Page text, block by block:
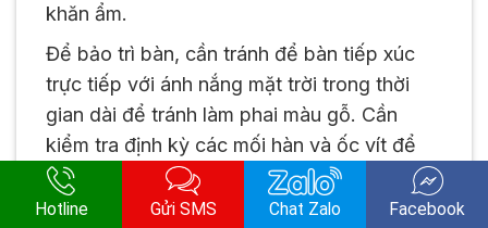
khăn ẩm.
Để bảo trì bàn, cần tránh để bàn tiếp xúc
trực tiếp với ánh nắng mặt trời trong thời
gian dài để tránh làm phai màu gỗ. Cần
kiểm tra định kỳ các mối hàn và ốc vít để
đảm bảo chúng không bị lỏng lẻo. Nếu
phát hiện có dấu hiệu mối mọt hoặc gỉ sét,
Hotline Gửi SMS Chat Zalo Facebook